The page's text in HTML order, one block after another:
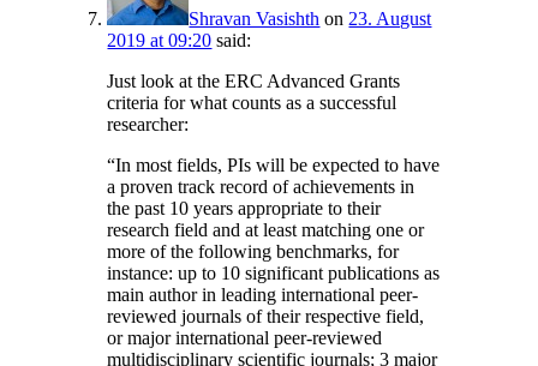
Shravan Vasishth on 23. August
2019 at 09:20 said:
Just look at the ERC Advanced Grants
criteria for what counts as a successful
researcher:
“In most fields, PIs will be expected to have
a proven track record of achievements in
the past 10 years appropriate to their
research field and at least matching one or
more of the following benchmarks, for
instance: up to 10 significant publications as
main author in leading international peer-
reviewed journals of their respective field,
or major international peer-reviewed
multidisciplinary scientific journals; 3 major